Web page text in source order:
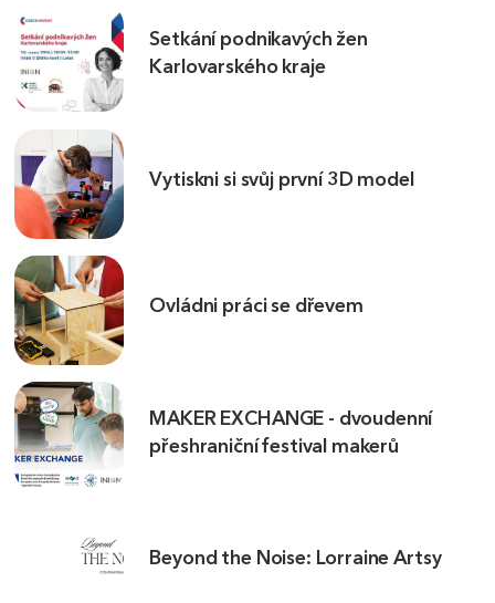
Setkání podnikavých žen
Karlovarského kraje
Vytiskni si svůj první 3D model
Ovládni práci se dřevem
MAKER EXCHANGE - dvoudenní
přeshraniční festival makerů
Beyond the Noise: Lorraine Artsy